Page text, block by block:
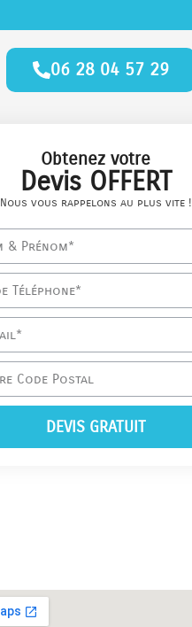
06 28 04 57 29
Obtenez votre
Devis OFFERT
Nous vous rappelons au plus vite !
DEVIS GRATUIT